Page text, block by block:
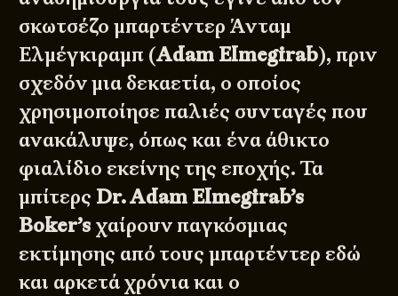
σκωτσέζο μπαρτέντερ Άνταμ
Ελμέγκιραμπ (Adam Elmegirab), πριν
σχεδόν μια δεκαετία, ο οποίος
χρησιμοποίησε παλιές συνταγές που
ανακάλυψε, όπως και ένα άθικτο
φιαλίδιο εκείνης της εποχής. Τα
μπίτερς Dr. Adam Elmegirab’s
Boker’s χαίρουν παγκόσμιας
εκτίμησης από τους μπαρτέντερ εδώ
και αρκετά χρόνια και ο